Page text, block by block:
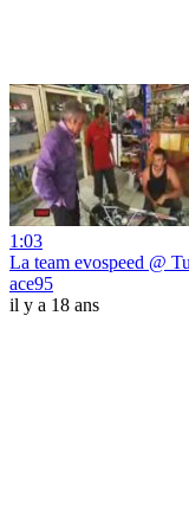
1:03
La team evospeed @
ace95
il y a 18 ans